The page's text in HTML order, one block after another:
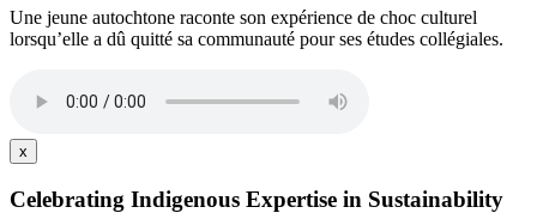
Une jeune autochtone raconte son expérience de choc culturel
lorsqu’elle a dû quitté sa communauté pour ses études collégiales.
x
Celebrating Indigenous Expertise in Sustainability